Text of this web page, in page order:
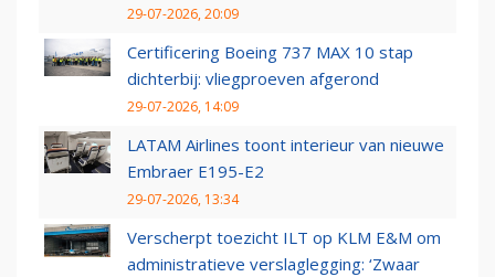
29-07-2026, 20:09
Certificering Boeing 737 MAX 10 stap
dichterbij: vliegproeven afgerond
29-07-2026, 14:09
LATAM Airlines toont interieur van nieuwe
Embraer E195-E2
29-07-2026, 13:34
Verscherpt toezicht ILT op KLM E&M om
administratieve verslaglegging: ‘Zwaar